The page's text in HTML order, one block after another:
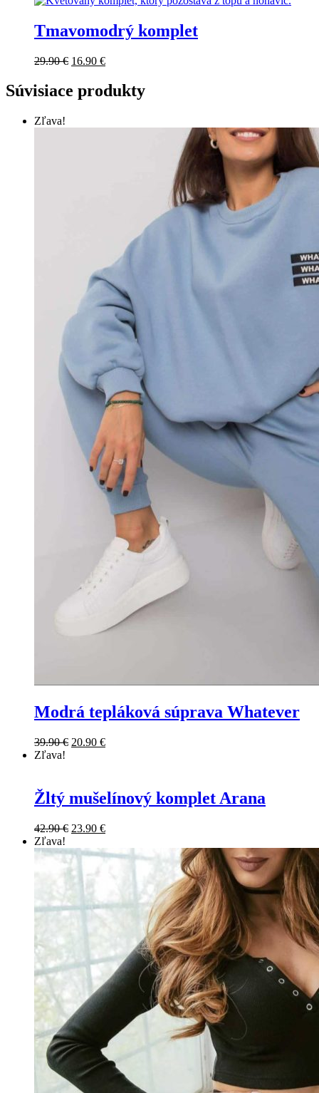
Tmavomodrý komplet
29.90€ 16.90 €
Súvisiace produkty
Zľava!
Modrá tepláková súprava Whatever
39.90€ 20.90 €
Zľava!
Žltý mušelínový komplet Arana
42.90€ 23.90 €
Zľava!